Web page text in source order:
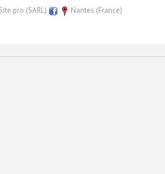
pro (SARL) Nantes (France)